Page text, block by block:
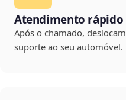
Atendimento rápido
Após o chamado,
suporte ao seu automóvel.